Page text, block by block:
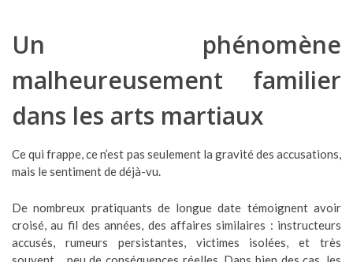
Un phénomène
malheureusement familier
dans les arts martiaux
Ce qui frappe, ce n’est pas seulement la gravité des accusations,
mais le sentiment de déjà-vu.
De nombreux pratiquants de longue date témoignent avoir
croisé, au fil des années, des affaires similaires : instructeurs
accusés, rumeurs persistantes, victimes isolées, et très